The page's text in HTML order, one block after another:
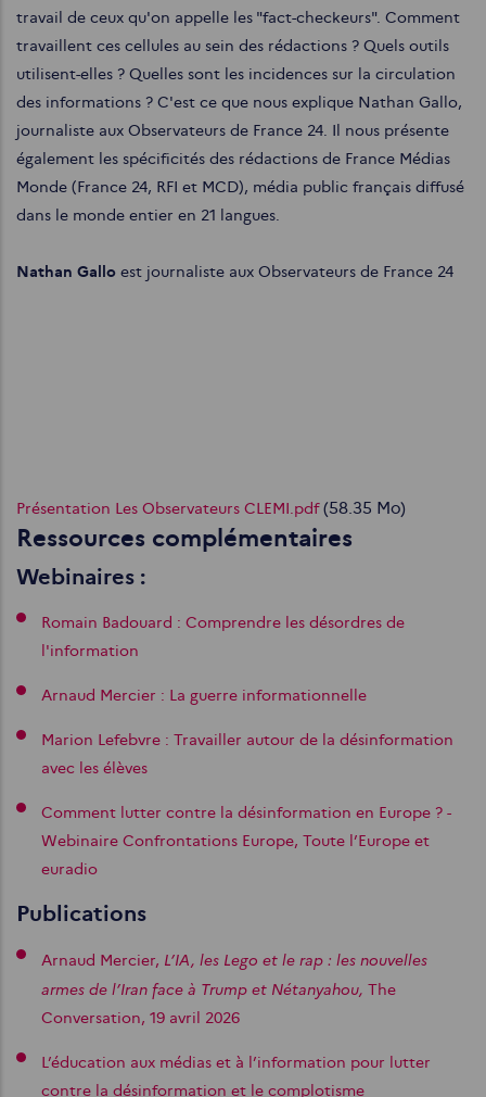
travail de ceux qu'on appelle les "fact-checkeurs". Comment
travaillent ces cellules au sein des rédactions ? Quels outils
utilisent-elles ? Quelles sont les incidences sur la circulation
des informations ? C'est ce que nous explique Nathan Gallo,
journaliste aux Observateurs de France 24. Il nous présente
également les spécificités des rédactions de France Médias
Monde (France 24, RFI et MCD), média public français diffusé
dans le monde entier en 21 langues.
Nathan Gallo est journaliste aux Observateurs de France 24
Document
Présentation Les Observateurs CLEMI.pdf (58.35 Mo)
Ressources complémentaires
Webinaires :
Romain Badouard : Comprendre les désordres de
l'information
Arnaud Mercier : La guerre informationnelle
Marion Lefebvre : Travailler autour de la désinformation
avec les élèves
Comment lutter contre la désinformation en Europe ? -
Webinaire Confrontations Europe, Toute l’Europe et
euradio
Publications
Arnaud Mercier, L’IA, les Lego et le rap : les nouvelles
armes de l’Iran face à Trump et Nétanyahou, The
Conversation, 19 avril 2026
L’éducation aux médias et à l’information pour lutter
contre la désinformation et le complotisme